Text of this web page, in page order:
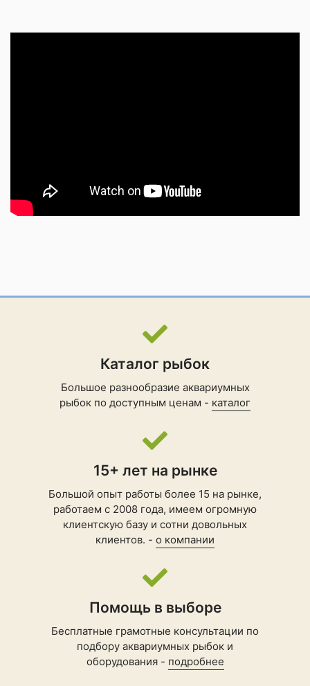
Каталог рыбок
Большое разнообразие аквариумных
рыбок по доступным ценам - каталог
15+ лет на рынке
Большой опыт работы более 15 на рынке,
работаем с 2008 года, имеем огромную
клиентскую базу и сотни довольных
клиентов. - о компании
Помощь в выборе
Бесплатные грамотные консультации по
подбору аквариумных рыбок и
оборудования - подробнее